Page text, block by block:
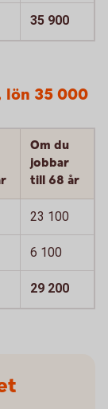
35 900
lön 35 000
Om du
jobbar
till 68 år
23 100
6 100
29 200